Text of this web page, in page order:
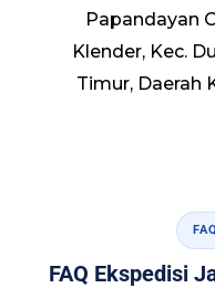
Papandayan
Klender, Kec.
Timur, Daerah
FAQ Ekspedisi